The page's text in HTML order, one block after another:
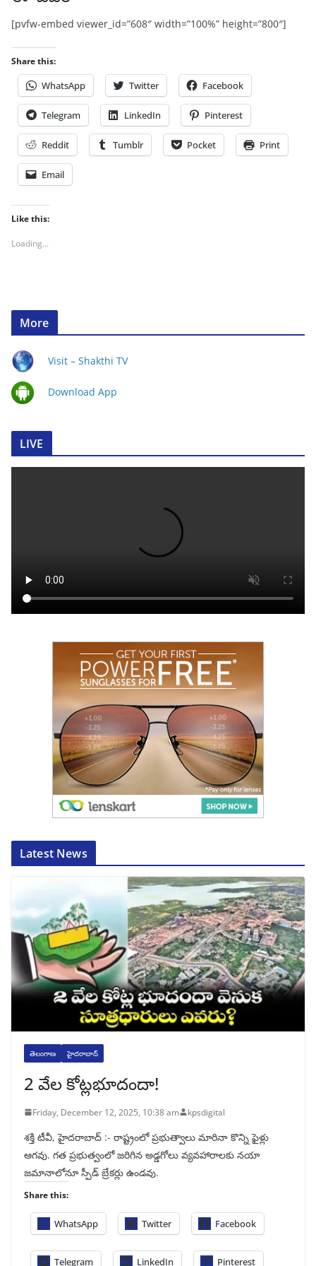
[pvfw-embed viewer_id=”608″ width=”100%” height=”800″]
Share this:
WhatsApp Twitter Facebook
Telegram LinkedIn Pinterest
Reddit Tumblr Pocket Print
Email
Like this:
Loading...
More
Visit – Shakthi TV
Download App
LIVE
Latest News
తెలంగాణ హైదరాబాద్
2 వేల కోట్లభూదందా!
Friday, December 12, 2025, 10:38 am kpsdigital
శక్తి టీవీ, హైదరాబాద్‌ :- రాష్ట్రంలో ప్రభుత్వాలు మారినా కొన్ని ఫైళ్లు
ఆగవు. గత ప్రభుత్వంలో జరిగిన అడ్డగోలు వ్యవహారాలకు నయా
జమానాలోనూ స్పీడ్‌ బ్రేకర్లు ఉండవు.
Share this:
WhatsApp Twitter Facebook
Telegram LinkedIn Pinterest